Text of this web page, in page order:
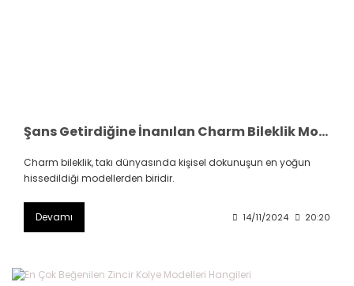
Şans Getirdiğine İnanılan Charm Bileklik Modelleri Hangileri
Charm bileklik, takı dünyasında kişisel dokunuşun en yoğun
hissedildiği modellerden biridir.
Devamı 14/11/2024 20:20